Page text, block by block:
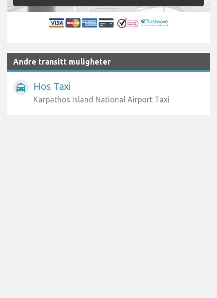
Andre transitt muligheter
local_taxi Hos Taxi
Karpathos Island National Airport Taxi